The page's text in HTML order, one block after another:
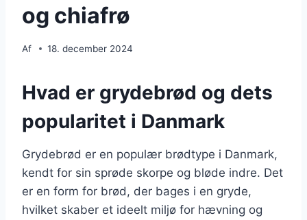
og chiafrø
Af 18. december 2024
Hvad er grydebrød og dets
popularitet i Danmark
Grydebrød er en populær brødtype i Danmark,
kendt for sin sprøde skorpe og bløde indre. Det
er en form for brød, der bages i en gryde,
hvilket skaber et ideelt miljø for hævning og